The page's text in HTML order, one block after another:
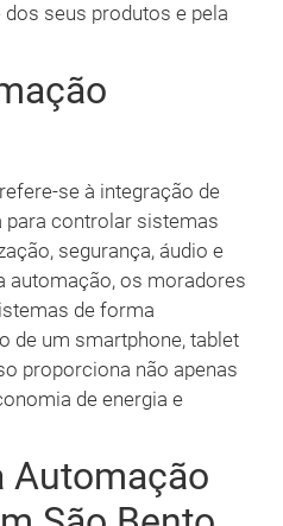
seus produtos e pela
se à integração de
controlar sistemas
segurança, áudio e
automação, os moradores
de forma
de um smartphone, tablet
proporciona não apenas
de energia e
Automação